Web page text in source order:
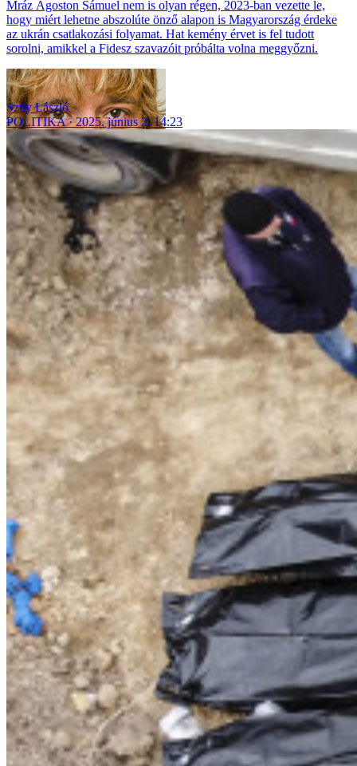
Mráz Ágoston Sámuel nem is olyan régen, 2023-ban vezette le,
hogy miért lehetne abszolúte önző alapon is Magyarország érdeke
az ukrán csatlakozási folyamat. Hat kemény érvet is fel tudott
sorolni, amikkel a Fidesz szavazóit próbálta volna meggyőzni.
Szily László
POLITIKA
2025. június 2. 14:23